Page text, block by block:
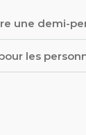
une demi-
les